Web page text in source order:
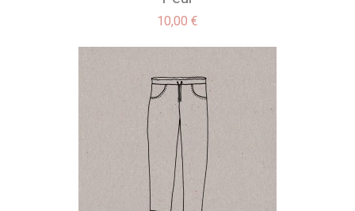
Precio
10,00 €